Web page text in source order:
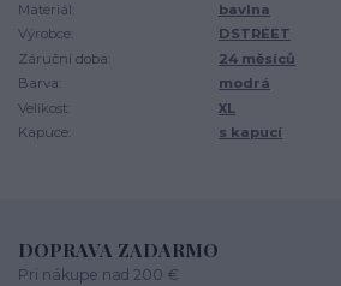
Materiál:
bavlna
Výrobce:
DSTREET
Záruční doba:
24 měsíců
Barva:
modrá
Velikost:
XL
Kapuce:
s kapucí
DOPRAVA ZADARMO
Pri nákupe nad 200 €